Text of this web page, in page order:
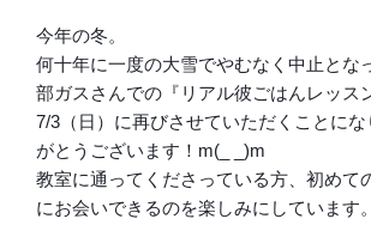
今年の冬。
何十年に一度の大雪でやむなく中止とな
部ガスさんでの『リアル彼ごはんレッス
7/3（日）に再びさせていただくことにな
がとうございます！m(_ _)m
教室に通ってくださっている方、初めて
にお会いできるのを楽しみにしています。